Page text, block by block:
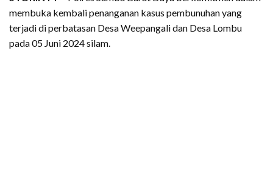
membuka kembali penanganan kasus pembunuhan yang
terjadi di perbatasan Desa Weepangali dan Desa Lombu
pada 05 Juni 2024 silam.